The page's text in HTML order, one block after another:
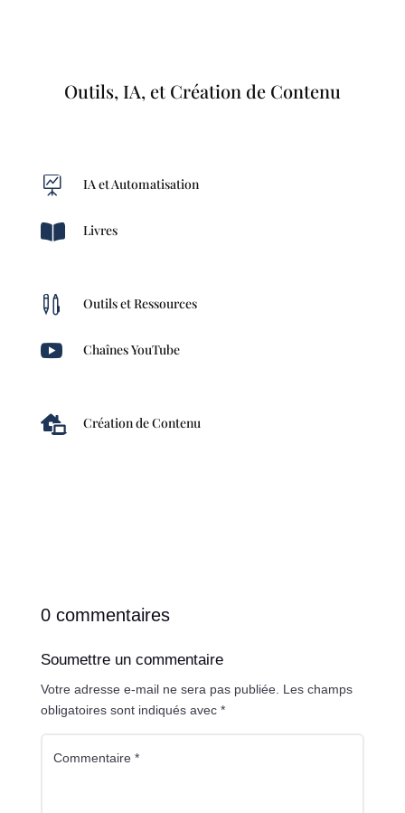
Outils, IA, et Création de Contenu
 IA et Automatisation
 Livres
 Outils et Ressources
 Chaînes YouTube
 Création de Contenu
0 commentaires
Soumettre un commentaire
Votre adresse e-mail ne sera pas publiée. Les champs
obligatoires sont indiqués avec *